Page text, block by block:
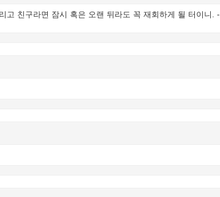
고 친구라면 잠시 혹은 오랜 뒤라도 꼭 재회하게 될 터이니. -